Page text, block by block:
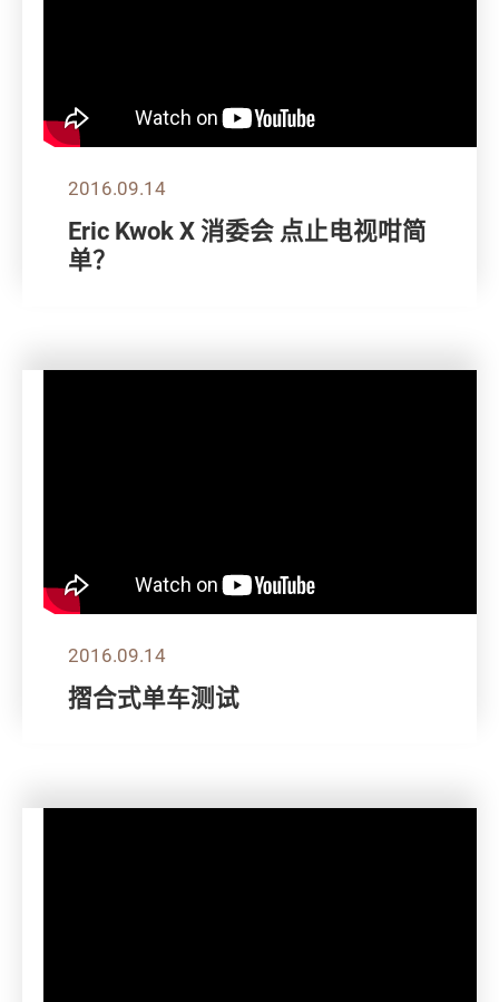
2016.09.14
Eric Kwok X 消委会 点止电视咁简
单？
2016.09.14
摺合式单车测试